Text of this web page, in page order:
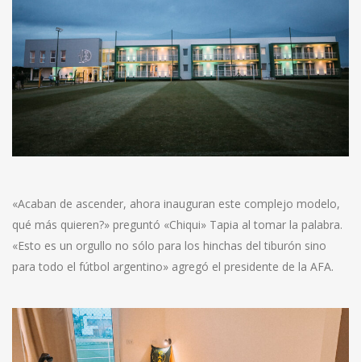
«Acaban de ascender, ahora inauguran este complejo modelo,
qué más quieren?» preguntó «Chiqui» Tapia al tomar la palabra.
«Esto es un orgullo no sólo para los hinchas del tiburón sino
para todo el fútbol argentino» agregó el presidente de la AFA.